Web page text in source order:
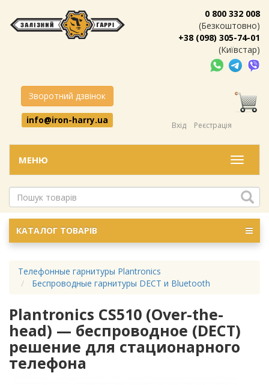
0 800 332 008
(Безкоштовно)
+38 (098) 305-74-01
(Київстар)
Зворотний дзвінок
info@iron-harry.ua
Вхід Реєстрація
Меню
МЕНЮ
КАТАЛОГ ТОВАРІВ
Телефонные гарнитуры Plantronics
Беспроводные гарнитуры DECT и Bluetooth
Plantronics CS510 (Over-the-
head) — беспроводное (DECT)
решение для стационарного
телефона